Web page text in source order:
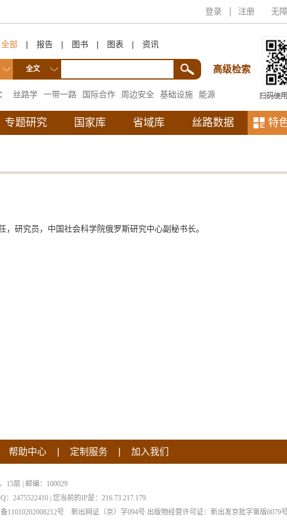
登录 注册 无
全部 | 报告 | 图书 | 图表 | 资讯
全文 高级检索
丝路学 一带一路 国际合作 周边安全 基础设施
能源
专题研究 国家库 省域库 丝路数据 特
研究员，中国社会科学院俄罗斯研究中心副秘书长。
帮助中心 定制服务 加入我们
15层 | 邮编：100029
：2475522410 | 您当前的IP是： 216.73.217.179
11010202008212号 新出网证（京）字094号 出版物经营许可证：新出发京批字第版0079号